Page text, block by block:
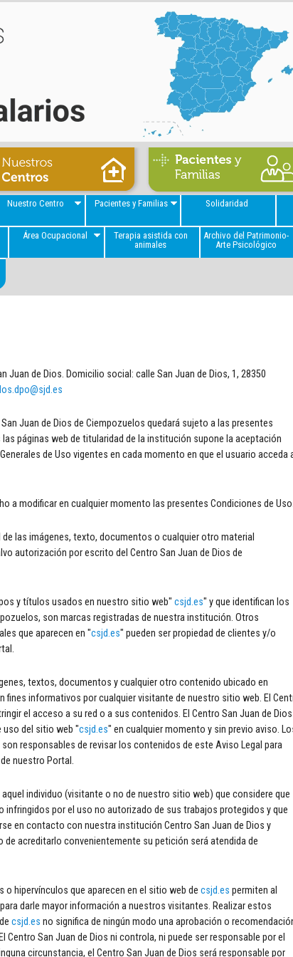
Nuestro Centro Pacientes y Familias Solidaridad
Área Ocupacional
Terapia asistida con
animales
Archivo del Patrimonio-
Arte Psicológico
Juan de Dios. Domicilio social: calle San Juan de Dios, 1, 28350
Juan de Dios de Ciempozuelos quedará sujeto a las presentes
páginas web de titularidad de la institución supone la aceptación
de Uso vigentes en cada momento en que el usuario acceda
a modificar en cualquier momento las presentes Condiciones de
las imágenes, texto, documentos o cualquier otro material
autorización por escrito del Centro San Juan de Dios de
y títulos usados en nuestro sitio web" csjd.es" y que identifican los
son marcas registradas de nuestra institución. Otros
que aparecen en "csjd.es" pueden ser propiedad de clientes y/o
textos, documentos y cualquier otro contenido ubicado en
fines informativos por cualquier visitante de nuestro sitio web. El
el acceso a su red o a sus contenidos. El Centro San Juan de Dios
uso del sitio web "csjd.es" en cualquier momento y sin previo aviso.
son responsables de revisar los contenidos de este Aviso Legal para
nuestro Portal.
aquel individuo (visitante o no de nuestro sitio web) que considere que
infringidos por el uso no autorizado de sus trabajos protegidos y que
en contacto con nuestra institución Centro San Juan de Dios y
acreditarlo convenientemente su petición será atendida de
o hipervínculos que aparecen en el sitio web de csjd.es permiten al
darle mayor información a nuestros visitantes. Realizar estos
csjd.es no significa de ningún modo una aprobación o
San Juan de Dios ni controla, ni puede ser responsable por el
circunstancia, el Centro San Juan de Dios será responsable por